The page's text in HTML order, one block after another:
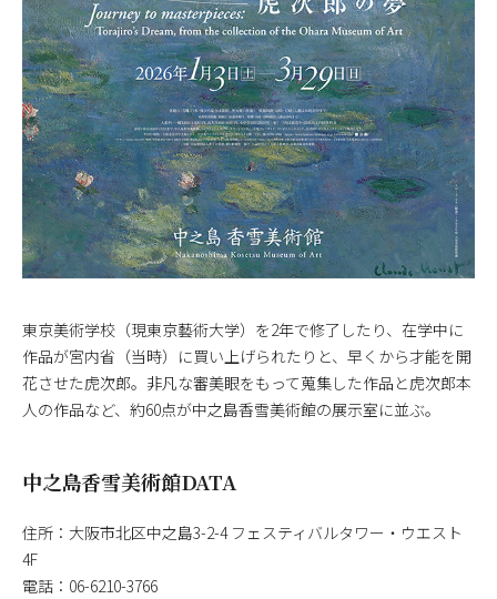
東京美術学校（現東京藝術大学）を2年で修了したり、在学中に
作品が宮内省（当時）に買い上げられたりと、早くから才能を開
花させた虎次郎。非凡な審美眼をもって蒐集した作品と虎次郎本
人の作品など、約60点が中之島香雪美術館の展示室に並ぶ。
中之島香雪美術館DATA
住所：大阪市北区中之島3-2-4 フェスティバルタワー・ウエスト
4F
電話：06-6210-3766